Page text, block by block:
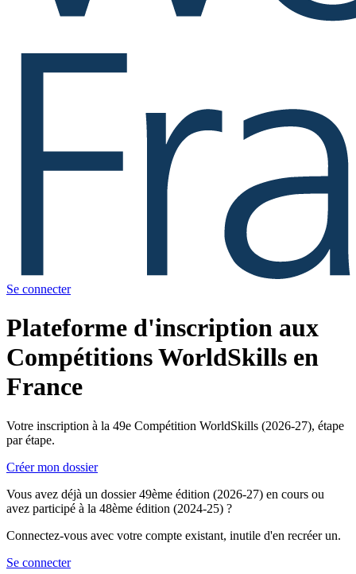
Se connecter
Plateforme d'inscription aux
Compétitions WorldSkills en
France
Votre inscription à la 49e Compétition WorldSkills (2026-27), étape
par étape.
Créer mon dossier
Vous avez déjà un dossier 49ème édition (2026-27) en cours ou
avez participé à la 48ème édition (2024-25) ?
Connectez-vous avec votre compte existant, inutile d'en recréer un.
Se connecter